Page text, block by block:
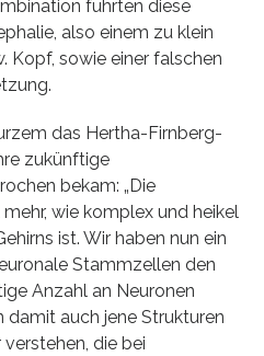
führten diese
also einem zu klein
Kopf, sowie einer falschen
das Hertha-Firnberg-
zukünftige
bekam: „Die
wie komplex und heikel
ist. Wir haben nun ein
Stammzellen den
Anzahl an Neuronen
damit auch jene Strukturen
die bei